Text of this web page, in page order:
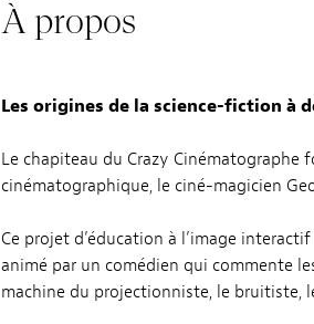
À propos
Les origines de la science-fiction à
Le chapiteau du Crazy Cinématographe
cinématographique, le ciné-magicien
Ce projet d’éducation à l’image
animé par un comédien qui commente
machine du projectionniste, le bruitiste,